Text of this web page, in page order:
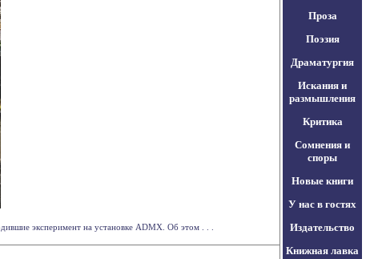
эксперимент на установке ADMX. Об этом . . .
Проза
Поэзия
Драматургия
Искания и
размышления
Критика
Сомнения и
споры
Новые книги
У нас в гостях
Издательство
Книжная лавка